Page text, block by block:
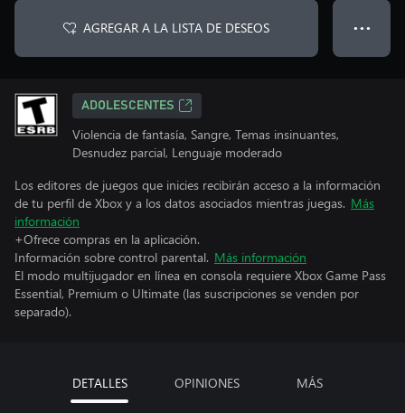
AGREGAR A LA LISTA DE DESEOS ● ● ●
ADOLESCENTES
Violencia de fantasía, Sangre, Temas insinuantes,
Desnudez parcial, Lenguaje moderado
Los editores de juegos que inicies recibirán acceso a la información
de tu perfil de Xbox y a los datos asociados mientras juegas. Más
información
+Ofrece compras en la aplicación.
Información sobre control parental. Más información
El modo multijugador en línea en consola requiere Xbox Game Pass
Essential, Premium o Ultimate (las suscripciones se venden por
separado).
DETALLES OPINIONES MÁS